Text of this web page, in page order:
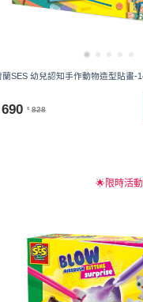
蘭SES 幼兒認知手作動物造型貼畫-
690 $ 828
🌟限時活